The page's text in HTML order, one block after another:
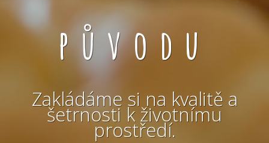
původu
Zakládáme si na kvalitě a
šetrnosti k životnímu
prostředí.